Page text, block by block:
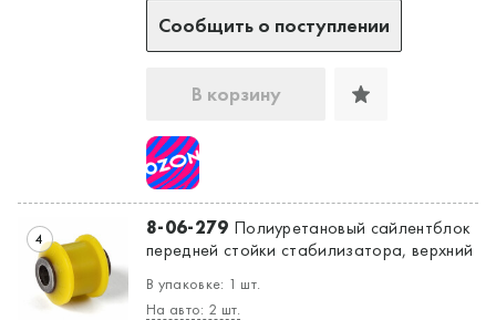
Сообщить о поступлении
В корзину
4 8-06-279 Полиуретановый сайлентблок
передней стойки стабилизатора, верхний
В упаковке: 1 шт.
На авто: 2 шт.